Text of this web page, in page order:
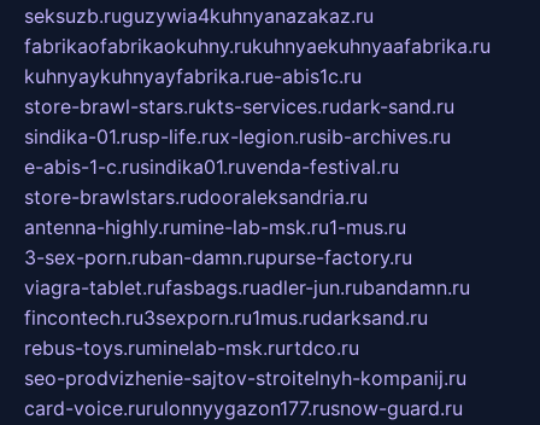
seksuzb.ruguzywia4kuhnyanazakaz.ru
fabrikaofabrikaokuhny.rukuhnyaekuhnyaafabrika.ru
kuhnyaykuhnyayfabrika.rue-abis1c.ru
store-brawl-stars.rukts-services.rudark-sand.ru
sindika-01.rusp-life.rux-legion.rusib-archives.ru
e-abis-1-c.rusindika01.ruvenda-festival.ru
store-brawlstars.rudooraleksandria.ru
antenna-highly.rumine-lab-msk.ru1-mus.ru
3-sex-porn.ruban-damn.rupurse-factory.ru
viagra-tablet.rufasbags.ruadler-jun.rubandamn.ru
fincontech.ru3sexporn.ru1mus.rudarksand.ru
rebus-toys.ruminelab-msk.rurtdco.ru
seo-prodvizhenie-sajtov-stroitelnyh-kompanij.ru
card-voice.rurulonnyygazon177.rusnow-guard.ru